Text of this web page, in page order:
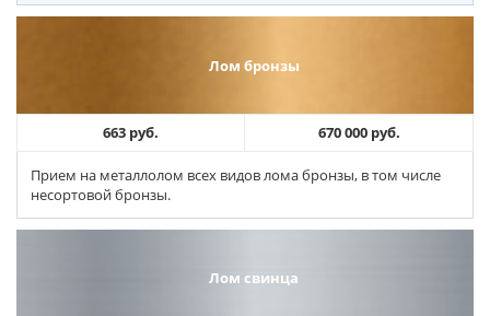
Лом бронзы
663 руб. 670 000 руб.
Прием на металлолом всех видов лома бронзы, в том числе
несортовой бронзы.
Лом свинца